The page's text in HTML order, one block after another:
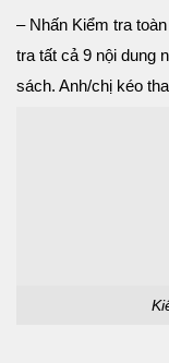
– Nhấn Kiểm tra
tra tất cả 9 nội dung
sách. Anh/chị kéo